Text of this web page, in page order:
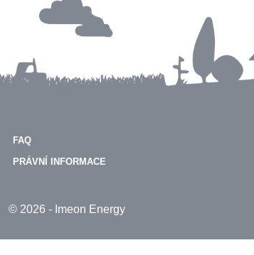
FAQ
PRÁVNÍ INFORMACE
© 2026 - Imeon Energy